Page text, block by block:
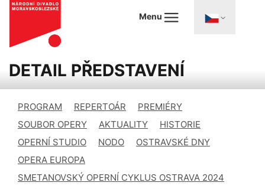
Menu
DETAIL PŘEDSTAVENÍ
PROGRAM REPERTOÁR
PREMIÉRY
SOUBOR OPERY
AKTUALITY
HISTORIE
OPERNÍ STUDIO
NODO
OSTRAVSKÉ DNY
OPERA EUROPA
SMETANOVSKÝ OPERNÍ CYKLUS OSTRAVA 2024